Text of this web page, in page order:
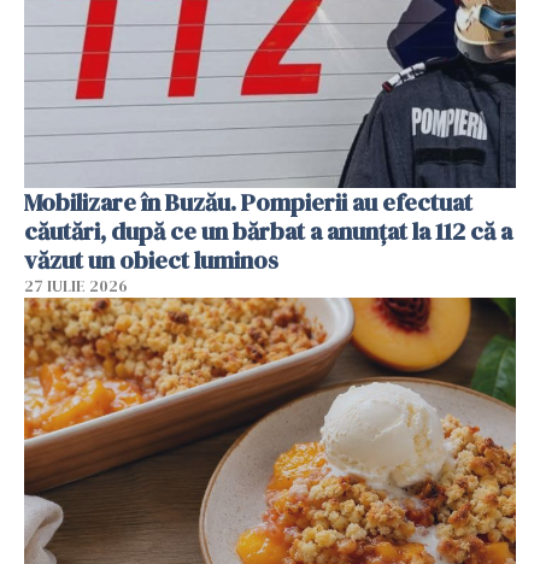
Mobilizare în Buzău. Pompierii au efectuat
căutări, după ce un bărbat a anunțat la 112 că a
văzut un obiect luminos
27 IULIE 2026